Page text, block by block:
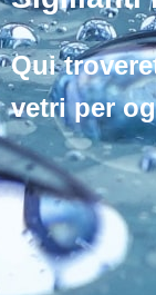
Qui
vetri per